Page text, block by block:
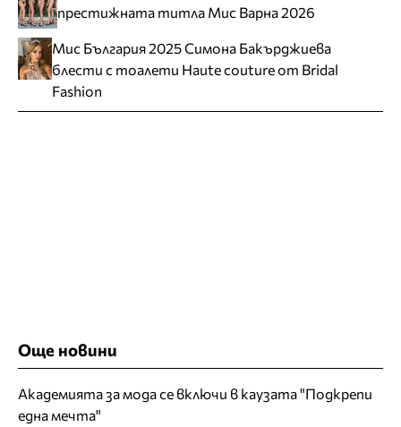
престижната титла Мис Варна 2026
Мис България 2025 Симона Бакърджиева
блести с тоалети Haute couture от Bridal
Fashion
Още новини
Академията за мода се включи в каузата "Подкрепи
една мечта"